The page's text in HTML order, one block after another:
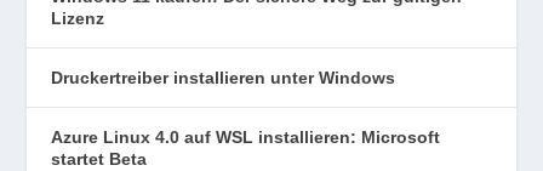
Lizenz
Druckertreiber installieren unter Windows
Azure Linux 4.0 auf WSL installieren: Microsoft
startet Beta